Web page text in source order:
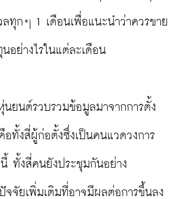
ทุกๆ 1 เดือนเพื่อแนะนำว่าควรขาย
อย่างไรในแต่ละเดือน
ยนต์รวบรวมข้อมูลมาจากการตั้ง
ทั้งสี่ผู้ก่อตั้งซึ่งเป็นคนแวดวงการ
ทั้งสี่คนยังประชุมกันอย่าง
จจัยเพิ่มเติมที่อาจมีผลต่อการขึ้นลง